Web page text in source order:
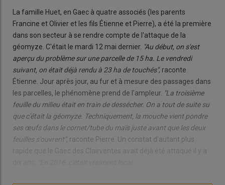
La famille Huet, en Gaec à quatre associés (les parents
Francine et Olivier et les fils Étienne et Pierre), a été la première
dans son secteur à se rendre compte de l'attaque de la
géomyze. C'était le mardi 12 mai dernier. "Au début, on s'est
aperçu du problème sur une parcelle de 15 ha. Le vendredi
suivant, on était déjà rendu à 23 ha de touchés", raconte
Étienne. Jour après jour, au fur et à mesure des passages dans
les parcelles, le phénomène prend de l'ampleur. "La troisième
feuille du milieu était en train de dessécher. On a tout de suite su
que c'était la géomyze. Techniquement, la mouche vient pondre
ses œufs dans le cornet/tube du maïs juste avant que les deux
feuilles s'ouvrent", raconte Pierre. Un constat d'autant plus